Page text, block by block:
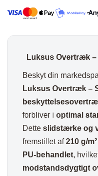
antal
Luksus Overtræk –
Beskyt din
Luksus Overtræk –
forbliver i optimal
Dette slidstærke og
fremstillet af210 g/
PU-behandlet,
modstandsdygtigt